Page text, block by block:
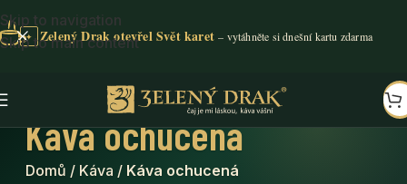
Skip to navigation
Skip to main content
✦ Zelený Drak otevřel Svět karet
Káva ochucená
Domů / Káva / Káva ochucená